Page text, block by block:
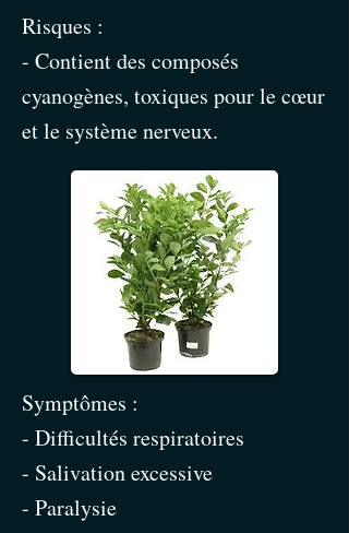
Risques :
- Contient des composés
cyanogènes, toxiques pour le cœur
et le système nerveux.
Symptômes :
- Difficultés respiratoires
- Salivation excessive
- Paralysie